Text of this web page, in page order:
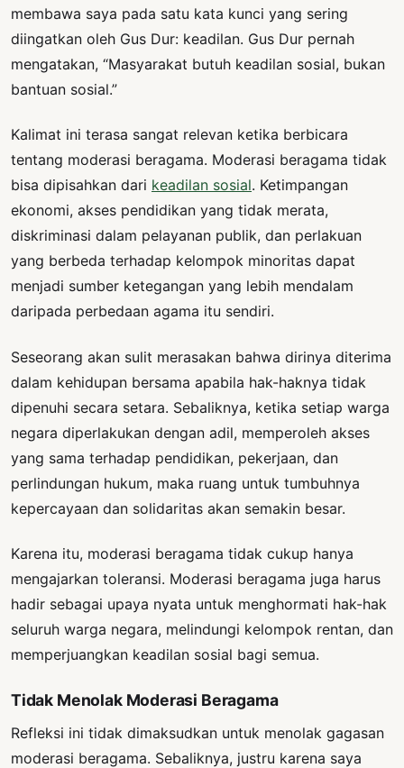
membawa saya pada satu kata kunci yang sering
diingatkan oleh Gus Dur: keadilan. Gus Dur pernah
mengatakan, “Masyarakat butuh keadilan sosial, bukan
bantuan sosial.”
Kalimat ini terasa sangat relevan ketika berbicara
tentang moderasi beragama. Moderasi beragama tidak
bisa dipisahkan dari keadilan sosial. Ketimpangan
ekonomi, akses pendidikan yang tidak merata,
diskriminasi dalam pelayanan publik, dan perlakuan
yang berbeda terhadap kelompok minoritas dapat
menjadi sumber ketegangan yang lebih mendalam
daripada perbedaan agama itu sendiri.
Seseorang akan sulit merasakan bahwa dirinya diterima
dalam kehidupan bersama apabila hak-haknya tidak
dipenuhi secara setara. Sebaliknya, ketika setiap warga
negara diperlakukan dengan adil, memperoleh akses
yang sama terhadap pendidikan, pekerjaan, dan
perlindungan hukum, maka ruang untuk tumbuhnya
kepercayaan dan solidaritas akan semakin besar.
Karena itu, moderasi beragama tidak cukup hanya
mengajarkan toleransi. Moderasi beragama juga harus
hadir sebagai upaya nyata untuk menghormati hak-hak
seluruh warga negara, melindungi kelompok rentan, dan
memperjuangkan keadilan sosial bagi semua.
Tidak Menolak Moderasi Beragama
Refleksi ini tidak dimaksudkan untuk menolak gagasan
moderasi beragama. Sebaliknya, justru karena saya